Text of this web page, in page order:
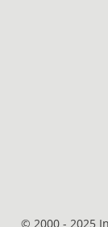
© 2000 - 2025